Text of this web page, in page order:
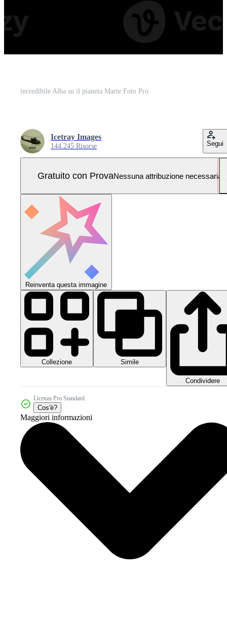
incredibile Alba su il pianeta Marte Foto Pro
Icetray Images
144.245 Risorse Segui
Gratuito con ProvaNessuna attribuzione necessaria
Reinventa questa immagine
Collezione Simile
Condividere
Licenza Pro Standard
Cos'è?
Maggiori informazioni